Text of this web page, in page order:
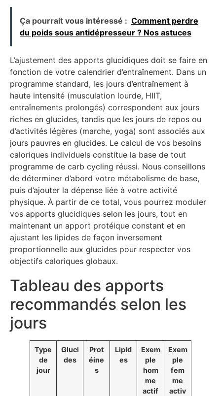
Ça pourrait vous intéressé : Comment perdre
du poids sous antidépresseur ? Nos astuces
L’ajustement des apports glucidiques doit se faire en
fonction de votre calendrier d’entraînement. Dans un
programme standard, les jours d’entraînement à
haute intensité (musculation lourde, HIIT,
entraînements prolongés) correspondent aux jours
riches en glucides, tandis que les jours de repos ou
d’activités légères (marche, yoga) sont associés aux
jours pauvres en glucides. Le calcul de vos besoins
caloriques individuels constitue la base de tout
programme de carb cycling réussi. Nous conseillons
de déterminer d’abord votre métabolisme de base,
puis d’ajouter la dépense liée à votre activité
physique. À partir de ce total, vous pourrez moduler
vos apports glucidiques selon les jours, tout en
maintenant un apport protéique constant et en
ajustant les lipides de façon inversement
proportionnelle aux glucides pour respecter vos
objectifs caloriques globaux.
Tableau des apports
recommandés selon les
jours
Type
de
jour
Gluci
des
Prot
éine
s
Lipid
es
Exem
ple
hom
me
actif
Exem
ple
fem
me
activ